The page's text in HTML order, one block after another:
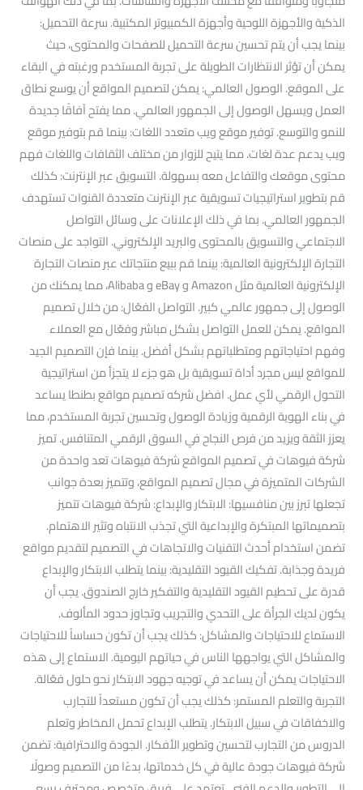
الذكية والأجهزة اللوحية وأجهزة الكمبيوتر المكتبية. سرعة التحميل:
بينما يجب أن يتم تحسين سرعة التحميل للصفحات والمحتوى، حيث
يمكن أن تؤثر الانتظارات الطويلة على تجربة المستخدم ورغبته في البقاء
على الموقع. الوصول العالمي: يمكن لتصميم المواقع أن يوسع نطاق
العمل ويسهل الوصول إلى الجمهور العالمي. مما يفتح آفاقًا جديدة
للنمو والتوسع. توفير موقع ويب متعدد اللغات: بينما قم بتوفير موقع
ويب يدعم عدة لغات. مما يتيح للزوار من مختلف الثقافات واللغات فهم
محتوى موقعك والتفاعل معه بسهولة. التسويق عبر الإنترنت: كذلك
قم بتطوير استراتيجيات تسويقية عبر الإنترنت متعددة القنوات تستهدف
الجمهور العالمي. بما في ذلك الإعلانات على وسائل التواصل
الاجتماعي والتسويق بالمحتوى والبريد الإلكتروني. التواجد على منصات
التجارة الإلكترونية العالمية: بينما قم ببيع منتجاتك عبر منصات التجارة
الإلكترونية العالمية مثل Amazon و eBay و Alibaba، مما يمكنك من
الوصول إلى جمهور عالمي كبير. التواصل الفعّال: من خلال تصميم
المواقع. يمكن للعمل التواصل بشكل مباشر وفعّال مع العملاء
وفهم احتياجاتهم ومتطلباتهم بشكل أفضل. بينما فإن التصميم الجيد
للمواقع ليس مجرد أداة تسويقية بل هو جزء لا يتجزأ من استراتيجية
التحول الرقمي لأي عمل. افضل شركه تصميم مواقع بطنطا يساعد
في بناء الهوية الرقمية وزيادة الوصول وتحسين تجربة المستخدم، مما
يعزز الثقة ويزيد من فرص النجاح في السوق الرقمي المتنافس. تميز
شركة فيوهات في تصميم المواقع شركة فيوهات تعد واحدة من
الشركات المتميزة في مجال تصميم المواقع، وتتميز بعدة جوانب
تجعلها تبرز بين منافسيها: الابتكار والإبداع: شركة فيوهات تتميز
بتصميماتها المبتكرة والإبداعية التي تجذب الانتباه وتثير الاهتمام.
تضمن استخدام أحدث التقنيات والاتجاهات في التصميم لتقديم مواقع
فريدة وجذابة. تفكيك القيود التقليدية: بينما يتطلب الابتكار والإبداع
قدرة على تحطيم القيود التقليدية والتفكير خارج الصندوق. يجب أن
يكون لديك الجرأة على التحدي والتجريب وتجاوز حدود المألوف.
الاستماع للاحتياجات والمشاكل: كذلك يجب أن تكون حساساً للاحتياجات
والمشاكل التي يواجهها الناس في حياتهم اليومية. الاستماع إلى هذه
الاحتياجات يمكن أن يساعد في توجيه جهود الابتكار نحو حلول فعّالة.
التجربة والتعلم المستمر: كذلك يجب أن تكون مستعداً للتجارب
والاخفاقات في سبيل الابتكار. يتطلب الإبداع تحمل المخاطر وتعلم
الدروس من التجارب لتحسين وتطوير الأفكار. الجودة والاحترافية: تضمن
شركة فيوهات جودة عالية في كل خدماتها، بدءًا من التصميم وصولًا